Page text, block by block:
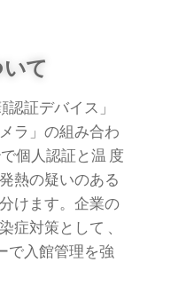
いて
証デバイス」
ラ」の組み合わ
個人認証と温 度
熱の疑いのある
けます。企業の
症対策として 、
で入館管理を強